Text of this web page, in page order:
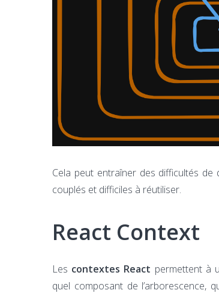
Cela peut entraîner des difficultés
couplés et difficiles à réutiliser.
React Context
Les contextes React permettent à
quel composant de l’arborescence,